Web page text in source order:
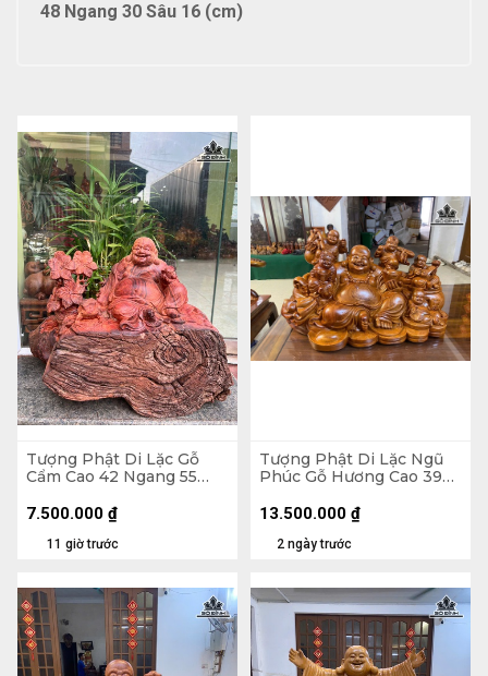
48 Ngang 30 Sâu 16 (cm)
Tượng Phật Di Lặc Gỗ
Cẩm Cao 42 Ngang 55
11 giờ trước
7.500.000 ₫
Tượng Phật Di Lặc Ngũ
Phúc Gỗ Hương Cao 39
2 ngày trước
13.500.000 ₫